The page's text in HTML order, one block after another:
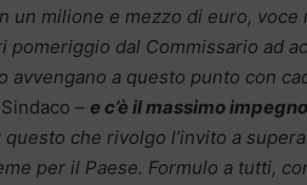
un milione e mezzo di euro,
pomeriggio dal Commissario ad
avvengano a questo punto con
– e c’è il massimo
questo che rivolgo l’invito a
per il Paese. Formulo a tutti,